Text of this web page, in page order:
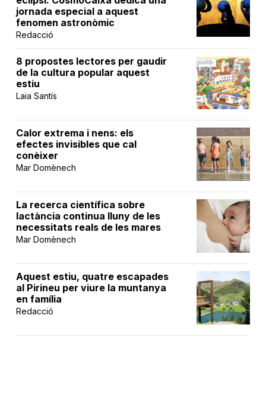
jornada especial a aquest
fenomen astronòmic
Redacció
8 propostes lectores per gaudir
de la cultura popular aquest
estiu
Laia Santís
Calor extrema i nens: els
efectes invisibles que cal
conèixer
Mar Domènech
La recerca científica sobre
lactància continua lluny de les
necessitats reals de les mares
Mar Domènech
Aquest estiu, quatre escapades
al Pirineu per viure la muntanya
en família
Redacció